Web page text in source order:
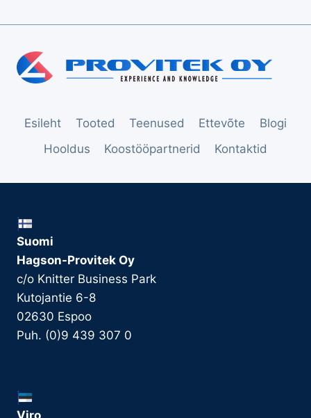
Esileht Tooted Teenused Ettevõte
Blogi
Hooldus
Koostööpartnerid Kontaktid
Suomi
Hagson-Provitek Oy
c/o Knitter Business Park
Kutojantie 6-8
02630 Espoo
Puh. (0)9 439 307 0
Viro